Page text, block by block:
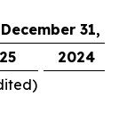
31,
2024